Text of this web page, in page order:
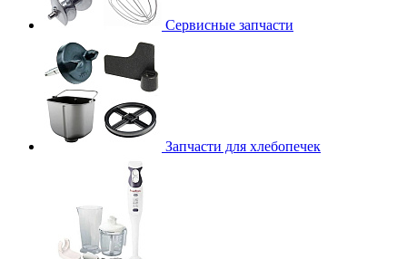
Сервисные запчасти
Запчасти для хлебопечек